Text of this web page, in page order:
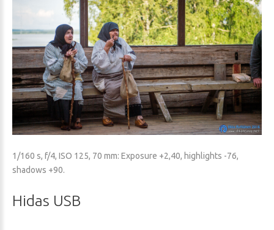
1/160 s, f/4, ISO 125, 70 mm: Exposure +2,40, highlights -76,
shadows +90.
Hidas USB